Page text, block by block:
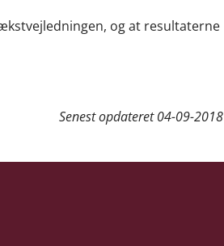
og at resultaterne
Senest opdateret04-09-2018